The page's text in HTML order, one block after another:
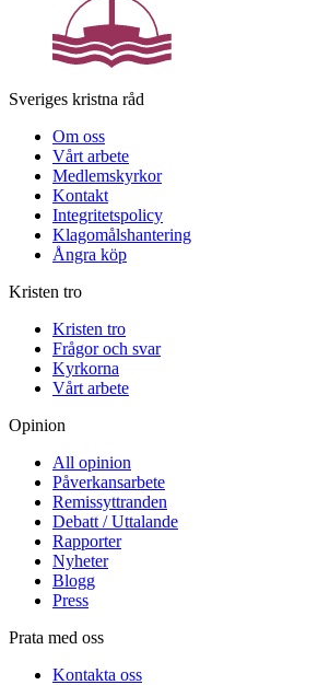
Sveriges kristna råd
Om oss
Vårt arbete
Medlemskyrkor
Kontakt
Integritetspolicy
Klagomålshantering
Ångra köp
Kristen tro
Kristen tro
Frågor och svar
Kyrkorna
Vårt arbete
Opinion
All opinion
Påverkansarbete
Remissyttranden
Debatt / Uttalande
Rapporter
Nyheter
Blogg
Press
Prata med oss
Kontakta oss